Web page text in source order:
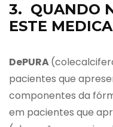
3. QUANDO
ESTE
DePURA
pacientes que
componentes da
em pacientes que